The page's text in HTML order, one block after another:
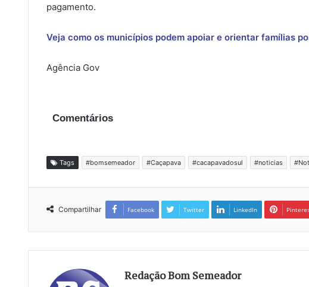
pagamento.
Veja como os municípios podem apoiar e orientar famílias
Agência Gov
Comentários
Tags #bomsemeador #Caçapava #cacapavadosul #noticias
Compartilhar Facebook Twitter LinkedIn
Redação Bom Semeador